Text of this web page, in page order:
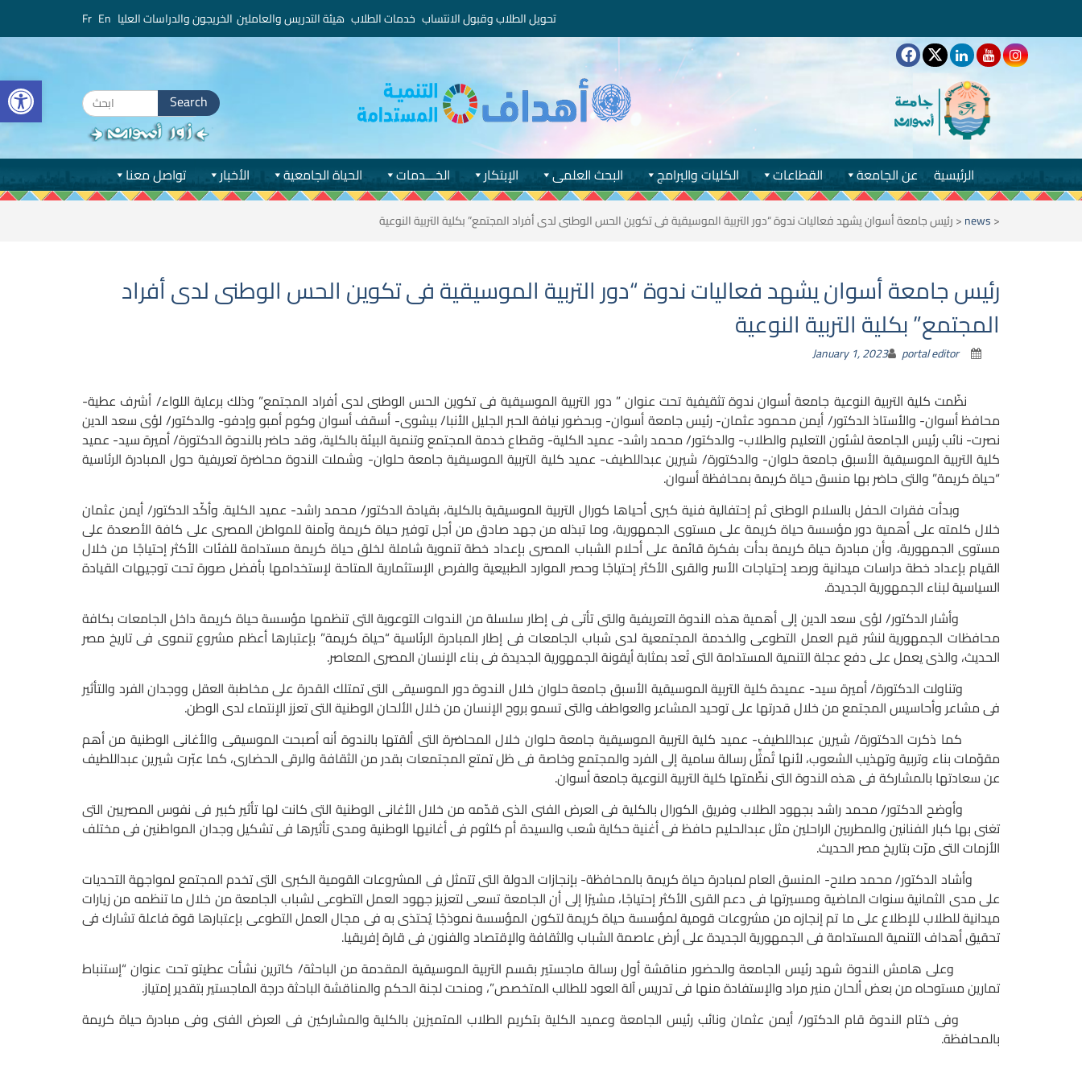
تحويل الطلاب وقبول الانتساب خدمات الطلاب هيئة التدريس والعاملين الخريجون والدراسات العليا
Search
for:
تواصل معنا الأخبار الحياة الجامعية الخـــدمات الإبتكار البحث العلمى الكليات والبرامج القطاعات عن الجامعة الرئيسية
<
news
<رئيس جامعة أسوان يشهد فعاليات ندوة “دور التربية الموسيقية فى تكوين الحس الوطنى لدى أفراد المجتمع” بكلية التربية النوعية
رئيس جامعة أسوان يشهد فعاليات ندوة “دور التربية الموسيقية فى تكوين الحس الوطنى لدى أفراد
المجتمع” بكلية التربية النوعية
January 1, 2023 portal editor
نظّمت كلية التربية النوعية جامعة أسوان ندوة تثقيفية تحت عنوان ” دور التربية الموسيقية فى تكوين الحس الوطنى لدى أفراد المجتمع” وذلك برعاية اللواء/ أشرف عطية-
محافظ أسوان- والأستاذ الدكتور/ أيمن محمود عثمان- رئيس جامعة أسوان- وبحضور نيافة الحبر الجليل الأنبا/ بيشوى- أسقف أسوان وكوم أمبو وإدفو- والدكتور/ لؤى سعد الدين
نصرت- نائب رئيس الجامعة لشئون التعليم والطلاب- والدكتور/ محمد راشد- عميد الكلية- وقطاع خدمة المجتمع وتنمية البيئة بالكلية، وقد حاضر بالندوة الدكتورة/ أميرة سيد- عميد
كلية التربية الموسيقية الأسبق جامعة حلوان- والدكتورة/ شيرين عبداللطيف- عميد كلية التربية الموسيقية جامعة حلوان- وشملت الندوة محاضرة تعريفية حول المبادرة الرئاسية
“حياة كريمة” والتى حاضر بها منسق حياة كريمة بمحافظة أسوان.
وبدأت فقرات الحفل بالسلام الوطنى ثم إحتفالية فنية كبرى أحياها كورال التربية الموسيقية بالكلية، بقيادة الدكتور/ محمد راشد- عميد الكلية. وأكّد الدكتور/ أيمن عثمان
خلال كلمته على أهمية دور مؤسسة حياة كريمة على مستوى الجمهورية، وما تبذله من جهد صادق من أجل توفير حياة كريمة وآمنة للمواطن المصرى على كافة الأصعدة على
مستوى الجمهورية، وأن مبادرة حياة كريمة بدأت بفكرة قائمة على أحلام الشباب المصرى بإعداد خطة تنموية شاملة لخلق حياة كريمة مستدامة للفئات الأكثر إحتياجًا من خلال
القيام بإعداد خطة دراسات ميدانية ورصد إحتياجات الأسر والقرى الأكثر إحتياجًا وحصر الموارد الطبيعية والفرص الإستثمارية المتاحة لإستخدامها بأفضل صورة تحت توجيهات القيادة
السياسية لبناء الجمهورية الجديدة.
وأشار الدكتور/ لؤى سعد الدين إلى أهمية هذه الندوة التعريفية والتى تأتى فى إطار سلسلة من الندوات التوعوية التى تنظمها مؤسسة حياة كريمة داخل الجامعات بكافة
محافظات الجمهورية لنشر قيم العمل التطوعى والخدمة المجتمعية لدى شباب الجامعات فى إطار المبادرة الرئاسية “حياة كريمة” بإعتبارها أعظم مشروع تنموى فى تاريخ مصر
الحديث، والذى يعمل على دفع عجلة التنمية المستدامة التى تُعد بمثابة أيقونة الجمهورية الجديدة فى بناء الإنسان المصرى المعاصر.
وتناولت الدكتورة/ أميرة سيد- عميدة كلية التربية الموسيقية الأسبق جامعة حلوان خلال الندوة دور الموسيقى التى تمتلك القدرة على مخاطبة العقل ووجدان الفرد والتأثير
فى مشاعر وأحاسيس المجتمع من خلال قدرتها على توحيد المشاعر والعواطف والتى تسمو بروح الإنسان من خلال الألحان الوطنية التى تعزز الإنتماء لدى الوطن.
كما ذكرت الدكتورة/ شيرين عبداللطيف- عميد كلية التربية الموسيقية جامعة حلوان خلال المحاضرة التى ألقتها بالندوة أنه أصبحت الموسيقى والأغانى الوطنية من أهم
مقوّمات بناء وتربية وتهذيب الشعوب، لأنها تُمثِّل رسالة سامية إلى الفرد والمجتمع وخاصة فى ظل تمتع المجتمعات بقدر من الثقافة والرقى الحضارى، كما عبّرت شيرين عبداللطيف
عن سعادتها بالمشاركة فى هذه الندوة التى نظّمتها كلية التربية النوعية جامعة أسوان.
وأوضح الدكتور/ محمد راشد بجهود الطلاب وفريق الكورال بالكلية فى العرض الفنى الذى قدّمه من خلال الأغانى الوطنية التى كانت لها تأثير كبير فى نفوس المصريين التى
تغنى بها كبار الفنانين والمطربين الراحلين مثل عبدالحليم حافظ فى أغنية حكاية شعب والسيدة أم كلثوم فى أغانيها الوطنية ومدى تأثيرها فى تشكيل وجدان المواطنين فى مختلف
الأزمات التى مرّت بتاريخ مصر الحديث.
وأشاد الدكتور/ محمد صلاح- المنسق العام لمبادرة حياة كريمة بالمحافظة- بإنجازات الدولة التى تتمثل فى المشروعات القومية الكبرى التى تخدم المجتمع لمواجهة التحديات
على مدى الثمانية سنوات الماضية ومسيرتها فى دعم القرى الأكثر إحتياجًا، مشيرًا إلى أن الجامعة تسعى لتعزيز جهود العمل التطوعى لشباب الجامعة من خلال ما تنظمه من زيارات
ميدانية للطلاب للإطلاع على ما تم إنجازه من مشروعات قومية لمؤسسة حياة كريمة لتكون المؤسسة نموذجًا يُحتذى به فى مجال العمل التطوعى بإعتبارها قوة فاعلة تشارك فى
تحقيق أهداف التنمية المستدامة فى الجمهورية الجديدة على أرض عاصمة الشباب والثقافة والإقتصاد والفنون فى قارة إفريقيا.
وعلى هامش الندوة شهد رئيس الجامعة والحضور مناقشة أول رسالة ماجستير بقسم التربية الموسيقية المقدمة من الباحثة/ كاترين نشأت عطيتو تحت عنوان “إستنباط
تمارين مستوحاه من بعض ألحان منير مراد والإستفادة منها فى تدريس آلة العود للطالب المتخصص”، ومنحت لجنة الحكم والمناقشة الباحثة درجة الماجستير بتقدير إمتياز.
وفى ختام الندوة قام الدكتور/ أيمن عثمان ونائب رئيس الجامعة وعميد الكلية بتكريم الطلاب المتميزين بالكلية والمشاركين فى العرض الفنى وفى مبادرة حياة كريمة
بالمحافظة.